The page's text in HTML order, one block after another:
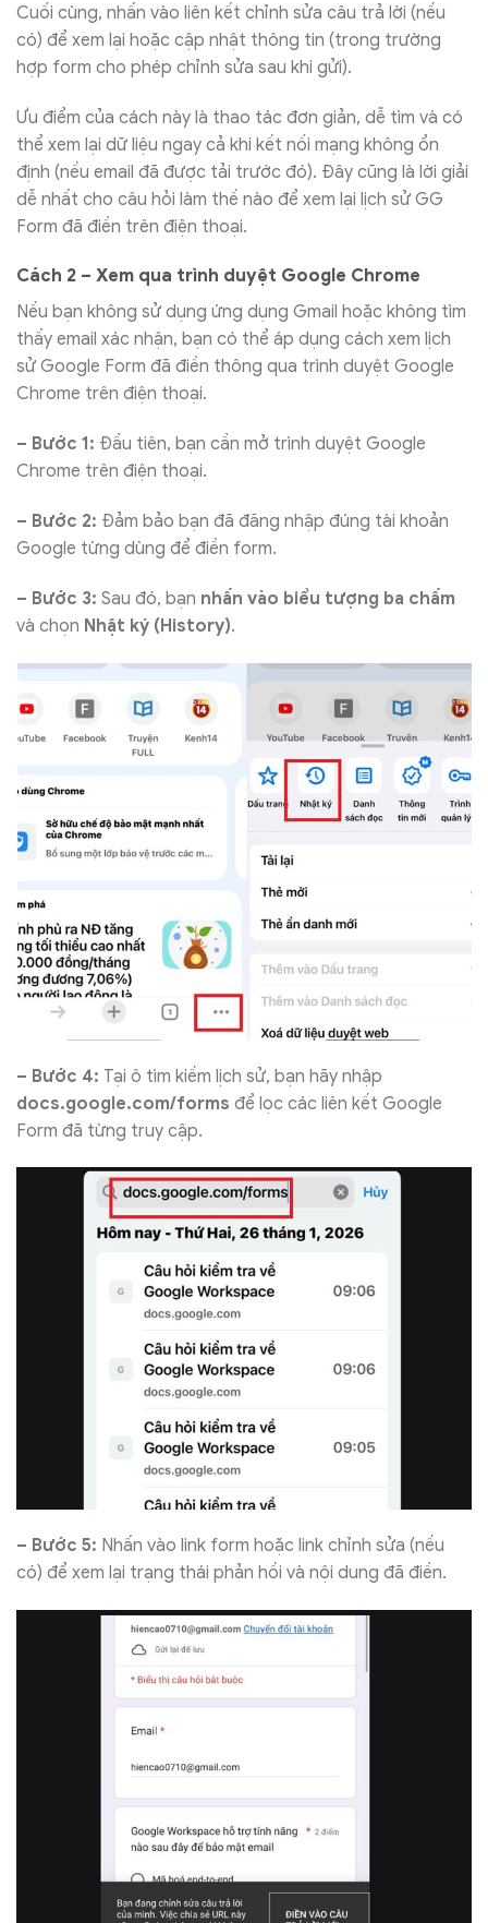
Cuối cùng, nhấn vào liên kết chỉnh sửa câu trả lời (nếu
có) để xem lại hoặc cập nhật thông tin (trong trường
hợp form cho phép chỉnh sửa sau khi gửi).
Ưu điểm của cách này là thao tác đơn giản, dễ tìm và có
thể xem lại dữ liệu ngay cả khi kết nối mạng không ổn
định (nếu email đã được tải trước đó). Đây cũng là lời giải
dễ nhất cho câu hỏi làm thế nào để xem lại lịch sử GG
Form đã điền trên điện thoại.
Cách 2 – Xem qua trình duyệt Google Chrome
Nếu bạn không sử dụng ứng dụng Gmail hoặc không tìm
thấy email xác nhận, bạn có thể áp dụng cách xem lịch
sử Google Form đã điền thông qua trình duyệt Google
Chrome trên điện thoại.
– Bước 1: Đầu tiên, bạn cần mở trình duyệt Google
Chrome trên điện thoại.
– Bước 2: Đảm bảo bạn đã đăng nhập đúng tài khoản
Google từng dùng để điền form.
– Bước 3: Sau đó, bạn nhấn vào biểu tượng ba chấm
và chọn Nhật ký (History).
– Bước 4: Tại ô tìm kiếm lịch sử, bạn hãy nhập
docs.google.com/forms để lọc các liên kết Google
Form đã từng truy cập.
– Bước 5: Nhấn vào link form hoặc link chỉnh sửa (nếu
có) để xem lại trạng thái phản hồi và nội dung đã điền.